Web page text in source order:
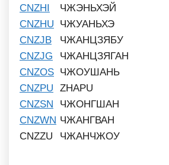
CNZHI
ЧЖЭНЬХЭЙ
CNZHU
ЧЖУАНЬХЭ
CNZJB
ЧЖАНЦЗЯБУ
CNZJG
ЧЖАНЦЗЯГАН
CNZOS ЧЖОУШАНЬ
CNZPU
ZHAPU
CNZSN
ЧЖОНГШАН
CNZWN ЧЖАНГВАН
CNZZU
ЧЖАНЧЖОУ